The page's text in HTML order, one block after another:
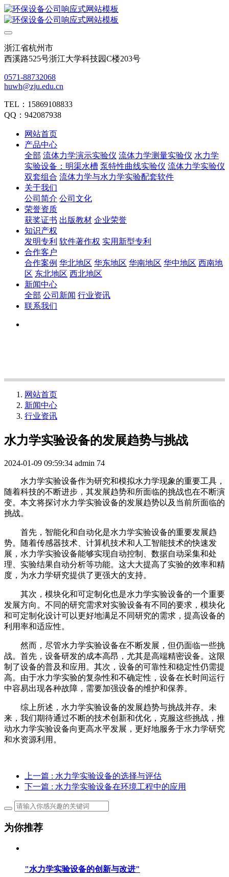
浙江省杭州市
西溪路525号浙江大学科技园C楼203号
0571-88732068
huwh@zju.edu.cn
TEL：15869108833
QQ：942087938
网站首页
产品中心
全部 流体力学演示实验仪 流体力学测量实验仪 水力学
实验设备：明渠水槽 泵特性曲线实验仪 流体力学实验仪
双套组合 流体力学与水力学实验配套软件
关于我们
公司简介 公司文化
荣誉资质
获奖证书 出版教材 企业荣誉
知识产权
发明专利 软件著作权 实用新型专利
合作客户
合作案例 华北地区 华东地区 华南地区 华中地区 西南地
区 东北地区 西北地区
新闻中心
全部 公司新闻 行业资讯
联系我们
网站首页
新闻中心
行业资讯
水力学实验设备的发展趋势与挑战
2024-01-09 09:59:34 admin 74
水力学实验设备作为研究和模拟水力学现象的重要工具，
随着科技的不断进步，其发展趋势和所面临的挑战也在不断演
变。本文将探讨水力学实验设备的发展趋势以及当前所面临的
挑战。
首先，智能化和自动化是水力学实验设备的重要发展趋
势。随着传感器技术、计算机技术和人工智能技术的快速发
展，水力学实验设备能够实现自动控制、数据自动采集和处
理、实验结果自动分析等功能。这大大提高了实验的效率和精
度，为水力学研究提供了更强大的支持。
其次，模块化和可定制化也是水力学实验设备的一个重要
发展方向。不同的研究需求对实验设备有不同的要求，模块化
和可定制化设计可以更好地满足不同研究的需求，提高设备的
利用率和适应性。
然而，尽管水力学实验设备在不断发展，但仍面临一些挑
战。首先，设备研发的成本高昂，尤其是高端精密设备。这限
制了设备的普及和应用。其次，设备的可靠性和稳定性仍需提
高。由于水力学实验的复杂性和不确定性，设备在长时间运行
中容易出现各种故障，需要加强设备的维护和保养。
综上所述，水力学实验设备的发展趋势与挑战并存。未
来，我们期待通过不断的技术创新和优化，克服这些挑战，推
动水力学实验设备向更高水平发展，更好地服务于水力学研究
和水资源利用。
上一篇 : 水力学实验设备的选择与评估
下一篇 : 水力学实验设备在环境工程中的应用
为你推荐
"水力学实验设备的创新与改进"